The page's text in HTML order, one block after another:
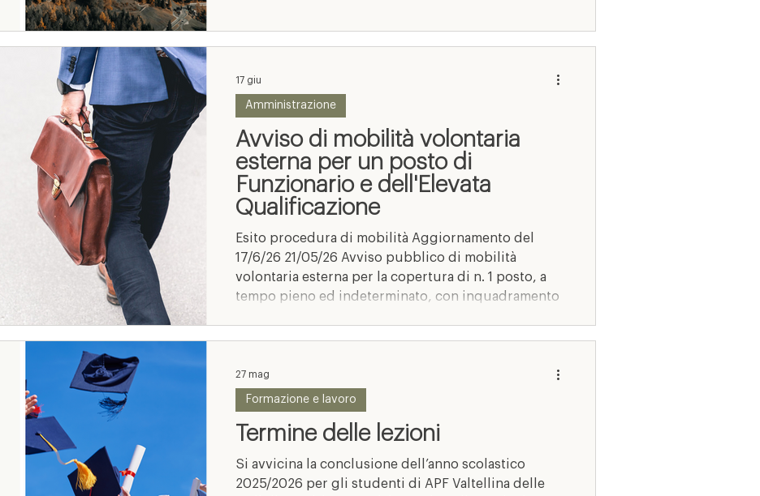
assunzioni a tempo determinato. La figura ricercata
rientra nell’Area dei Funzionari e dell’Elevat
Avviso di mobilità volontaria
esterna per un posto di
Funzionario e dell'Elevata
Qualificazione
Esito procedura di mobilità Aggiornamento del
17/6/26 21/05/26 Avviso pubblico di mobilità
volontaria esterna per la copertura di n. 1 posto, a
tempo pieno ed indeterminato, con inquadramento
Amministrazione
17 giu
Termine delle lezioni
Si avvicina la conclusione dell’anno scolastico
2025/2026 per gli studenti di APF Valtellina delle
Formazione e lavoro
27 mag